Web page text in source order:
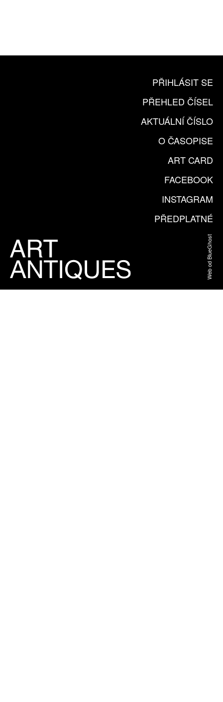
PŘIHLÁSIT SE
PŘEHLED ČÍSEL
AKTUÁLNÍ ČÍSLO
O ČASOPISE
ART CARD
FACEBOOK
INSTAGRAM
PŘEDPLATNÉ
Web od BlueGhost